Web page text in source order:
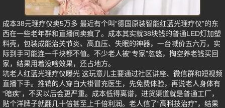
成本38元理疗仪卖5万多 最近有个叫“德国原装智能红蓝光理疗仪”的东
西在一些老年群和直播间卖疯了。成本其实就38块钱的普通LED灯加塑
料壳，包装成能治关节炎、高血压、失眠的神器，一台喊价五六万，实
际到手可能连一千块都不值。不少老人被“专家”忽悠，掏空养老钱买回
家，结果用着没啥效果，还占地方。
坑老人红蓝光理疗仪曝光 这玩意儿主要通过社区讲座、微信群和短视频
直播下手。推销的人穿白大褂冒充医生，先免费体验，再说老人身体有
“暗疾”，不买以后会更严重。成本低得离谱，进货渠道就是普通工厂，
贴个洋牌子就翻几十倍甚至上千倍利润。老人信了“高科技治疗”，结果